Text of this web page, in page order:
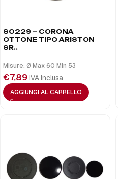
S0229 – CORONA
OTTONE TIPO ARISTON
SR..
Misure: Ø Max 60 Min 53
€7,89 IVA inclusa
AGGIUNGI AL CARRELLO